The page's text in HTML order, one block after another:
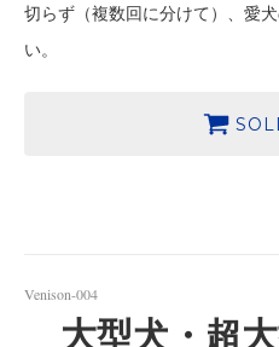
切らず（複数回に分けて）、愛
い。
Venison-004
大型犬・超